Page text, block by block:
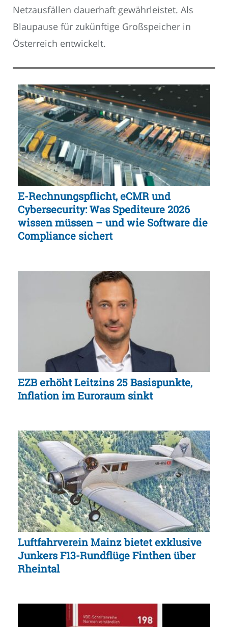
Netzausfällen dauerhaft gewährleistet. Als
Blaupause für zukünftige Großspeicher in
Österreich entwickelt.
E-Rechnungspflicht, eCMR und
Cybersecurity: Was Spediteure 2026
wissen müssen – und wie Software die
Compliance sichert
EZB erhöht Leitzins 25 Basispunkte,
Inflation im Euroraum sinkt
Luftfahrverein Mainz bietet exklusive
Junkers F13-Rundflüge Finthen über
Rheintal